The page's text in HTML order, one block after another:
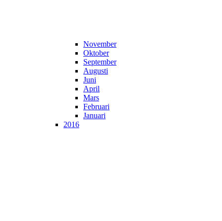
November
Oktober
September
Augusti
Juni
April
Mars
Februari
Januari
2016